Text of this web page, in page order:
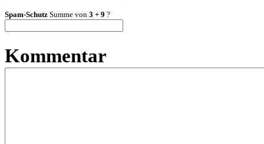
Spam-Schutz Summe von 3 + 9 ?
Kommentar